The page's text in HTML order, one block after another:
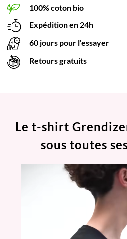
100% coton bio
Expédition en 24h
60 jours pour l'essayer
Retours gratuits
Le t-shirt
sous toutes